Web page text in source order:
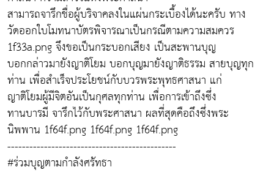
สามารถจารึกชื่อผู้บริจาคลงในแผ่นกระเบื้องได้นะครับ ทาง
วัดออกใบโมทนาบัตรพิจารณาเป็นกรณีตามความสมควร
1f33a.png จึงขอเป็นกระบอกเสียง เป็นสะพานบุญ
บอกกล่าวมายังญาติโยม บอกบุญมายังญาติธรรม สายบุญทุก
ท่าน เพื่อสำเร็จประโยชน์กับบวรพระพุทธศาสนา แก่
ญาติโยมผู้มีจิตอันเป็นกุศลทุกท่าน เพื่อการเข้าถึงซึ่ง
ทานบารมี จารึกไว้กับพระศาสนา ผลที่สุดคือถึงซึ่งพระ
นิพพาน 1f64f.png 1f64f.png 1f64f.png
----------------------------------------------
#ร่วมบุญตามกำลังศรัทธา